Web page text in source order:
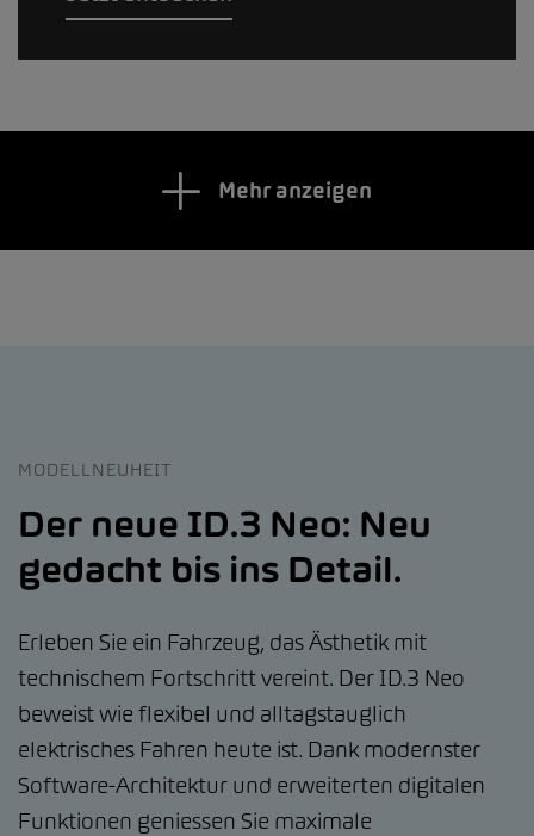
Mehr anzeigen
MODELLNEUHEIT
Der neue ID.3 Neo: Neu
gedacht bis ins Detail.
Erleben Sie ein Fahrzeug, das Ästhetik mit
technischem Fortschritt vereint. Der ID.3 Neo
beweist wie flexibel und alltagstauglich
elektrisches Fahren heute ist. Dank modernster
Software-Architektur und erweiterten digitalen
Funktionen geniessen Sie maximale